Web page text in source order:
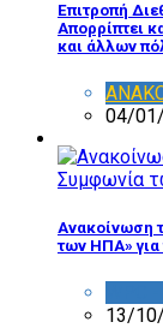
Επιτροπή
Aπορρίπτει
και άλλων
04/
Ανακοίνωση
των ΗΠΑ» για
13/